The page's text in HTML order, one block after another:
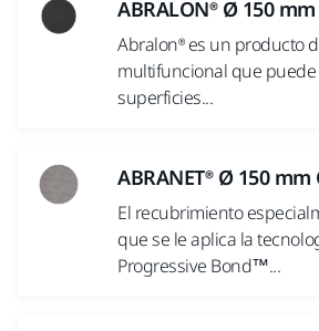
ABRALON® Ø 150
Abralon® es un producto
multifuncional que
superficies...
ABRANET® Ø 150 mm
El recubrimiento
que se le aplica la
Progressive Bond™...